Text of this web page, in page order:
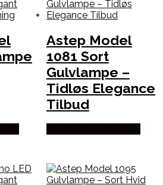
Astep Model
1081 Sort
Gulvlampe –
Tidløs Elegance
Tilbud